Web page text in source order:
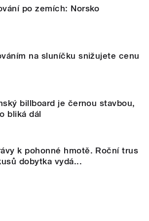
po zemích: Norsko
na sluníčku snižujete cenu
billboard je černou stavbou,
bliká dál
k pohonné hmotě. Roční trus
dobytka vydá...